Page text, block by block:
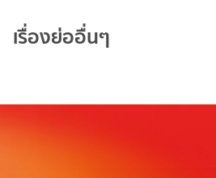
เรื่องย่ออื่นๆ